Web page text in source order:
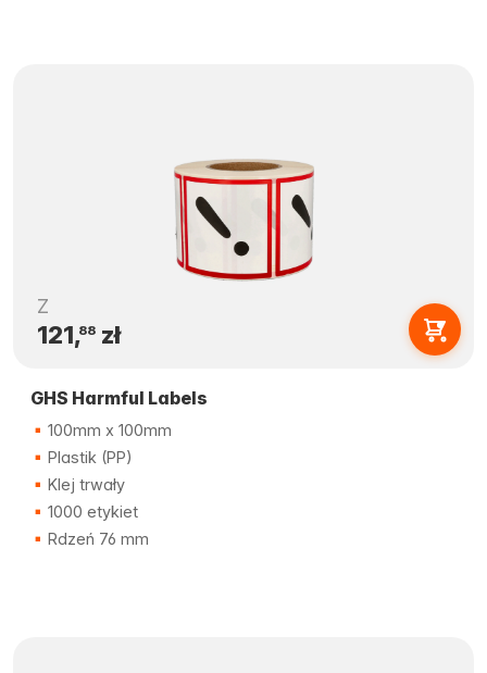
Z
121,88zł
GHS Harmful Labels
100mm x 100mm
Plastik (PP)
Klej trwały
1000 etykiet
Rdzeń 76 mm